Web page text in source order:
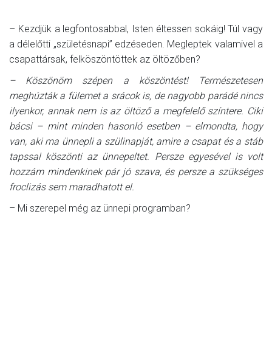
– Kezdjük a legfontosabbal, Isten éltessen sokáig! Túl vagy
a délelőtti „születésnapi” edzéseden. Megleptek valamivel a
csapattársak, felköszöntöttek az öltözőben?
– Köszönöm szépen a köszöntést! Természetesen
meghúzták a fülemet a srácok is, de nagyobb parádé nincs
ilyenkor, annak nem is az öltöző a megfelelő színtere. Ciki
bácsi – mint minden hasonló esetben – elmondta, hogy
van, aki ma ünnepli a szülinapját, amire a csapat és a stáb
tapssal köszönti az ünnepeltet. Persze egyesével is volt
hozzám mindenkinek pár jó szava, és persze a szükséges
froclizás sem maradhatott el.
– Mi szerepel még az ünnepi programban?